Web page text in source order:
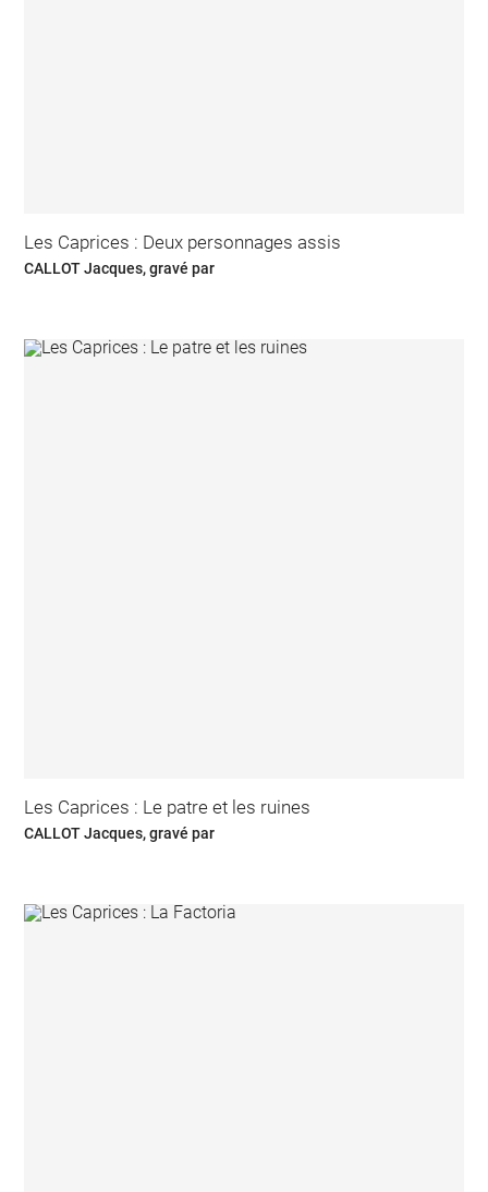
Les Caprices : Deux personnages assis
CALLOT Jacques, gravé par
Les Caprices : Le patre et les ruines
CALLOT Jacques, gravé par